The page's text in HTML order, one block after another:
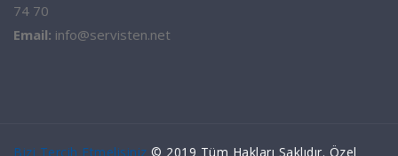
74 70
Email: info@servisten.net
Bizi Tercih Etmelisiniz © 2019 Tüm Hakları Saklıdır. Özel